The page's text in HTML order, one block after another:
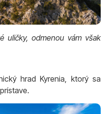
uličky, odmenou vám však
hrad Kyrenia, ktorý sa